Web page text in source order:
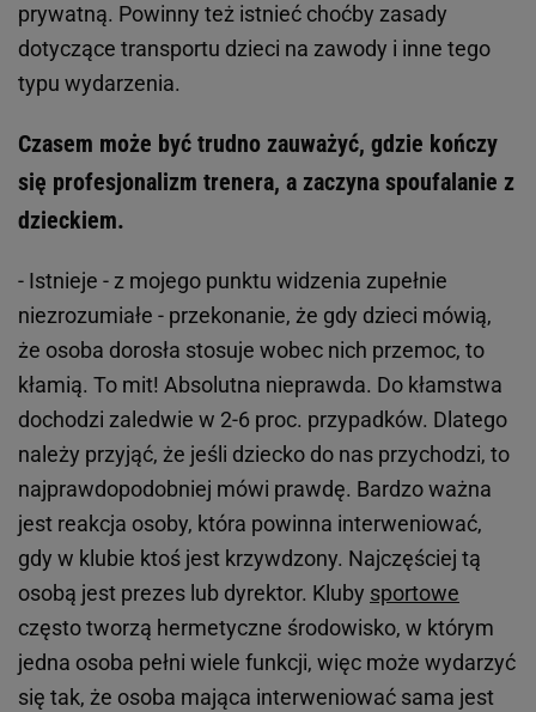
prywatną. Powinny też istnieć choćby zasady
dotyczące transportu dzieci na zawody i inne tego
typu wydarzenia.
Czasem może być trudno zauważyć, gdzie kończy
się profesjonalizm trenera, a zaczyna spoufalanie z
dzieckiem.
- Istnieje - z mojego punktu widzenia zupełnie
niezrozumiałe - przekonanie, że gdy dzieci mówią,
że osoba dorosła stosuje wobec nich przemoc, to
kłamią. To mit! Absolutna nieprawda. Do kłamstwa
dochodzi zaledwie w 2-6 proc. przypadków. Dlatego
należy przyjąć, że jeśli dziecko do nas przychodzi, to
najprawdopodobniej mówi prawdę. Bardzo ważna
jest reakcja osoby, która powinna interweniować,
gdy w klubie ktoś jest krzywdzony. Najczęściej tą
osobą jest prezes lub dyrektor. Kluby sportowe
często tworzą hermetyczne środowisko, w którym
jedna osoba pełni wiele funkcji, więc może wydarzyć
się tak, że osoba mająca interweniować sama jest